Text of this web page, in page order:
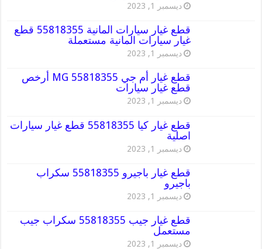
ديسمبر 1, 2023
قطع غيار سيارات المانية 55818355 قطع
غيار سيارات المانية مستعملة
ديسمبر 1, 2023
قطع غيار أم جي MG 55818355 أرخص
قطع غيار سيارات
ديسمبر 1, 2023
قطع غيار كيا 55818355 قطع غيار سيارات
اصلية
ديسمبر 1, 2023
قطع غيار باجيرو 55818355 سكراب
باجيرو
ديسمبر 1, 2023
قطع غيار جيب 55818355 سكراب جيب
مستعمل
ديسمبر 1, 2023